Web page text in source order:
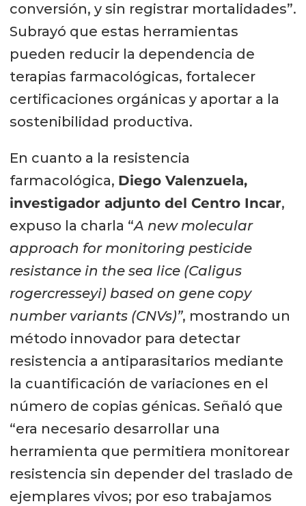
conversión, y sin registrar mortalidades”.
Subrayó que estas herramientas
pueden reducir la dependencia de
terapias farmacológicas, fortalecer
certificaciones orgánicas y aportar a la
sostenibilidad productiva.
En cuanto a la resistencia
farmacológica, Diego Valenzuela,
investigador adjunto del Centro Incar,
expuso la charla “A new molecular
approach for monitoring pesticide
resistance in the sea lice (Caligus
rogercresseyi) based on gene copy
number variants (CNVs)”, mostrando un
método innovador para detectar
resistencia a antiparasitarios mediante
la cuantificación de variaciones en el
número de copias génicas. Señaló que
“era necesario desarrollar una
herramienta que permitiera monitorear
resistencia sin depender del traslado de
ejemplares vivos; por eso trabajamos